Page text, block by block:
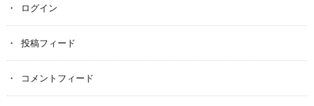
ログイン
投稿フィード
コメントフィード